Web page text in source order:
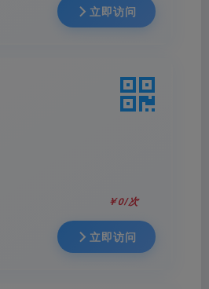
立即访问
￥0/次
立即访问